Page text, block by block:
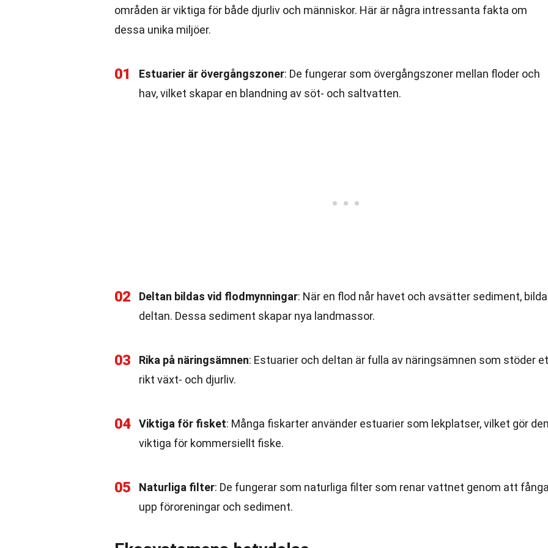
områden är viktiga för både djurliv och människor. Här är några intressanta fakta om
dessa unika miljöer.
01 Estuarier är övergångszoner: De fungerar som övergångszoner mellan floder och
hav, vilket skapar en blandning av söt- och saltvatten.
02 Deltan bildas vid flodmynningar: När en flod når havet och avsätter sediment,
deltan. Dessa sediment skapar nya landmassor.
03 Rika på näringsämnen: Estuarier och deltan är fulla av näringsämnen som stöder
rikt växt- och djurliv.
04 Viktiga för fisket: Många fiskarter använder estuarier som lekplatser, vilket gör
viktiga för kommersiellt fiske.
05 Naturliga filter: De fungerar som naturliga filter som renar vattnet genom att fånga
upp föroreningar och sediment.